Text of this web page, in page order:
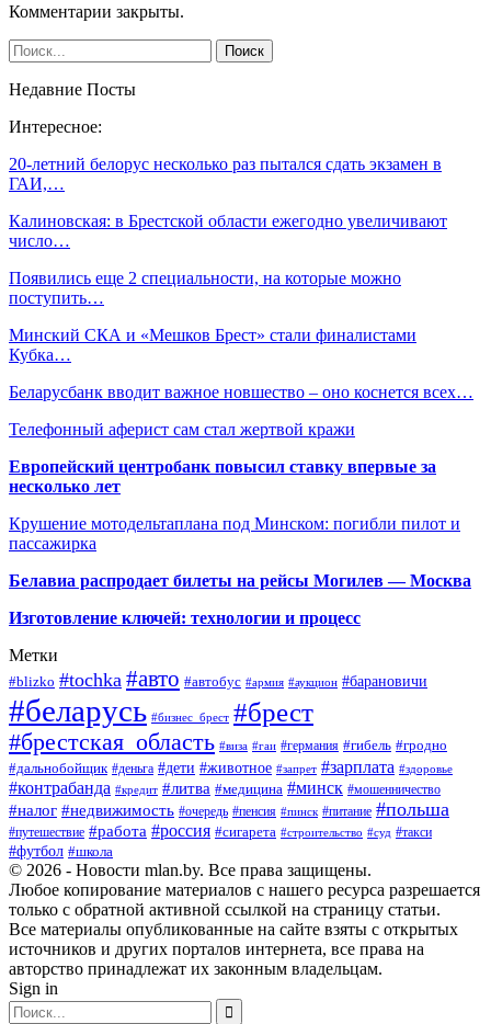
Комментарии закрыты.
Недавние Посты
Интересное:
20-летний белорус несколько раз пытался сдать экзамен в
ГАИ,…
Калиновская: в Брестской области ежегодно увеличивают
число…
Появились еще 2 специальности, на которые можно
поступить…
Минский СКА и «Мешков Брест» стали финалистами
Кубка…
Беларусбанк вводит важное новшество – оно коснется всех…
Телефонный аферист сам стал жертвой кражи
Европейский центробанк повысил ставку впервые за
несколько лет
Крушение мотодельтаплана под Минском: погибли пилот и
пассажирка
Белавиа распродает билеты на рейсы Могилев — Москва
Изготовление ключей: технологии и процесс
Метки
#blizko #tochka #авто #автобус #армия #аукцион #барановичи
#беларусь #бизнес_брест #брест
#брестская_область #виза #гаи #германия #гибель #гродно
#дальнобойщик #деньга #дети #животное #запрет #зарплата #здоровье
#контрабанда #кредит #литва #медицина #минск #мошенничество
#налог #недвижимость #очередь #пенсия #пинск #питание #польша
#путешествие #работа #россия #сигарета #строительство #суд #такси
#футбол #школа
© 2026 - Новости mlan.by. Все права защищены.
Любое копирование материалов с нашего ресурса разрешается
только с обратной активной ссылкой на страницу статьи.
Все материалы опубликованные на сайте взяты с открытых
источников и других порталов интернета, все права на
авторство принадлежат их законным владельцам.
Sign in